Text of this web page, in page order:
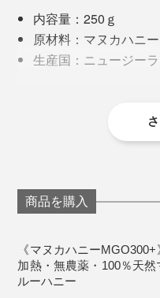
2021年1月、「ニュー
出て話題になりました
いつどこで何が行わ
ての情報を開示していま
マヌカの森・ミツバチ・
「マヌカハニー」の品
大切な人への贈り物にも
マヌカハニー愛用者に聞
起きた時に口の中の粘つ
炎に塗るといい」など耳
早速試してみると、本
きかけの口内炎もひど
内容量：250ｇ
原材料：マヌカハニ
生産国：ニュージー
商品を購入
《マヌカハニー
加熱・無農薬・100％天
ルーハニー